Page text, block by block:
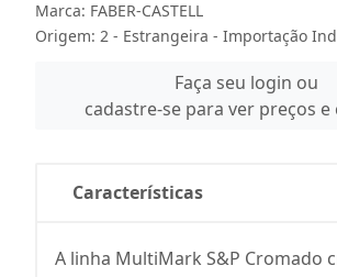
Marca: FABER-CASTELL
Origem: 2 - Estrangeira - Importação
Faça seu login ou
cadastre-se para ver preços
Características
A linha MultiMark S&P Cromado